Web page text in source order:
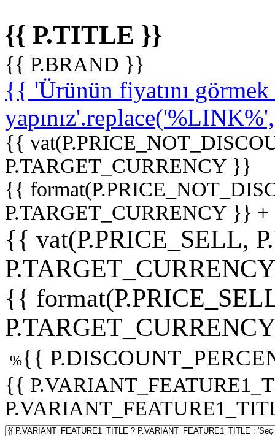
{{ P.TITLE }}
{{ P.BRAND }}
{{ 'Ürünün fiyatını
{{
P.TARGET_CURRENCY }}
{{
P.TARGET_CURRENCY }}
{{ vat(P.PRICE_SELL,
{{
%{{
{{